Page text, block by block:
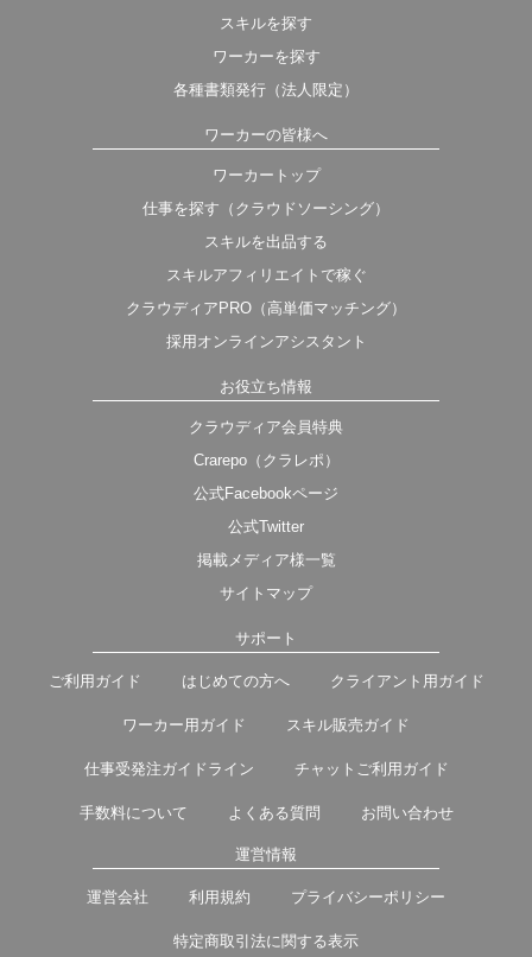
スキルを探す
ワーカーを探す
各種書類発行（法人限定）
ワーカーの皆様へ
ワーカートップ
仕事を探す（クラウドソーシング）
スキルを出品する
スキルアフィリエイトで稼ぐ
クラウディアPRO（高単価マッチング）
採用オンラインアシスタント
お役立ち情報
クラウディア会員特典
Crarepo（クラレポ）
公式Facebookページ
公式Twitter
掲載メディア様一覧
サイトマップ
サポート
ご利用ガイド はじめての方へ クライアント用ガイド
ワーカー用ガイド スキル販売ガイド
仕事受発注ガイドライン チャットご利用ガイド
手数料について よくある質問 お問い合わせ
運営情報
運営会社 利用規約 プライバシーポリシー
特定商取引法に関する表示